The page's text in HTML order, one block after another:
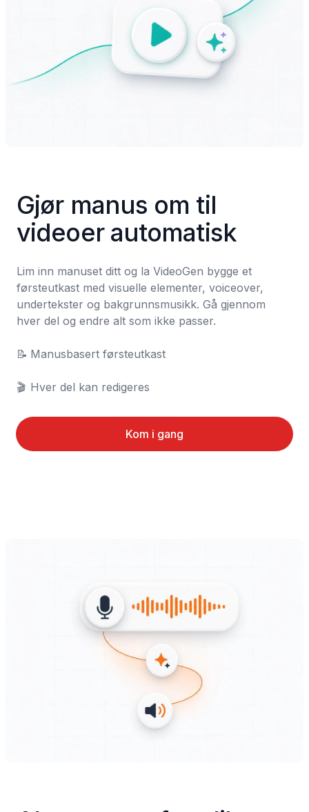
Gjør manus om til
videoer automatisk
Lim inn manuset ditt og la VideoGen bygge et
førsteutkast med visuelle elementer, voiceover,
undertekster og bakgrunnsmusikk. Gå gjennom
hver del og endre alt som ikke passer.
📝	Manusbasert førsteutkast
🎬	Hver del kan redigeres
Kom i gang